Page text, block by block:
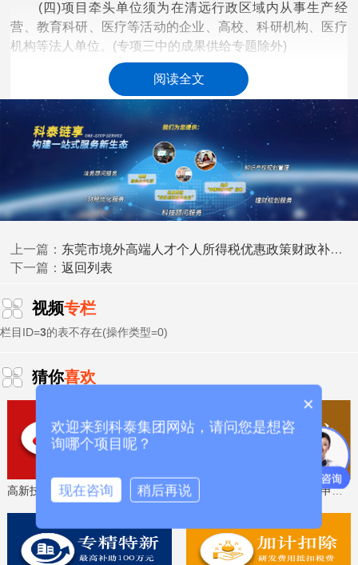
(四)项目牵头单位须为在清远行政区域内从事生产经
营、教育科研、医疗等活动的企业、高校、科研机构、医疗
机构等法人单位。(专项三中的成果供给专题除外)
(五)项目牵头单位同一年度最多只能申报2项市级科技计
划项目，同一专题只能申报1项(高校和医疗机构等申报主体
除外;医疗健康专题中的自筹经费项目实行限额申报，申报数
量另文下达)。
(六)两个或两个以上单位联合申报的项目，须提供联合
申报的协议或合同(所有参与单位签章后有效)，明确各方权
利和职责。在财政资金分配方面，项目牵头单位原则上应分
(七)项目牵头单位须出具自筹经费承诺函(详见附件3，
原则上不少于70%。
(八)项目牵头单位确保每个科研项目配有相对固定的科
位，吸纳高校毕业生从事学术助理、财务助理、成果转移转
化、实验技术等工作，以签订三方协议为依据。
(九)鼓励项目牵头单位设置项目经理人管理模式，提供
立项后组织实施、对接资源、转化应用等全生命周期专业化
阅读全文
上一篇： 东莞市境外高端人才个人所得税优惠政策财政补贴申报时间、条件要求
下一篇：返回列表
视频专栏
栏目ID=3的表不存在(操作类型=0)
猜你喜欢
高新技术企业认定，免费评估，通过后再收费 省工程技术研究中心，专业申报、指导培训
×
欢迎来到科泰集团网站，请问您是想咨
询哪个项目呢？
现在咨询 稍后再说